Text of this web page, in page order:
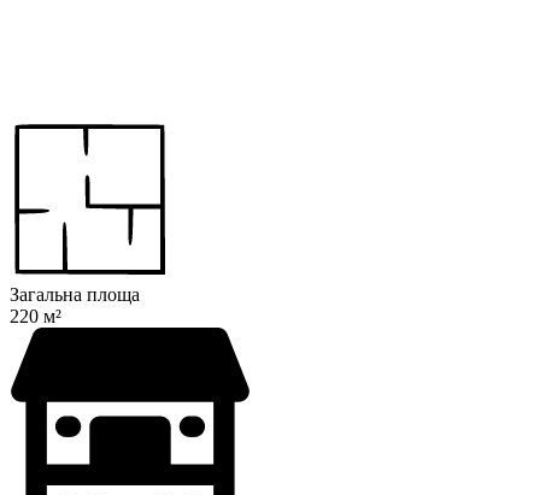
Загальна площа
220 м²